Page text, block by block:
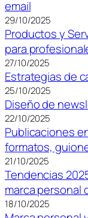
email
29/10/2025
Productos y
para
27/10/2025
Estrategias de
25/10/2025
Diseño de
22/10/2025
Publicaciones
formatos,
21/10/2025
Tendencias
marca personal
18/10/2025